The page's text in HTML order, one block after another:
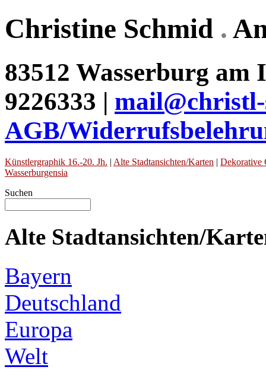
Christine Schmid .
83512 Wasserburg am
9226333 |
AGB/
Künstlergraphik 16.-20. Jh. | Alte Stadtansichten/Karten | Dekorative
Wasserburgensia
Suchen
Alte Stadtansichten/
Bayern
Deutschland
Europa
Welt